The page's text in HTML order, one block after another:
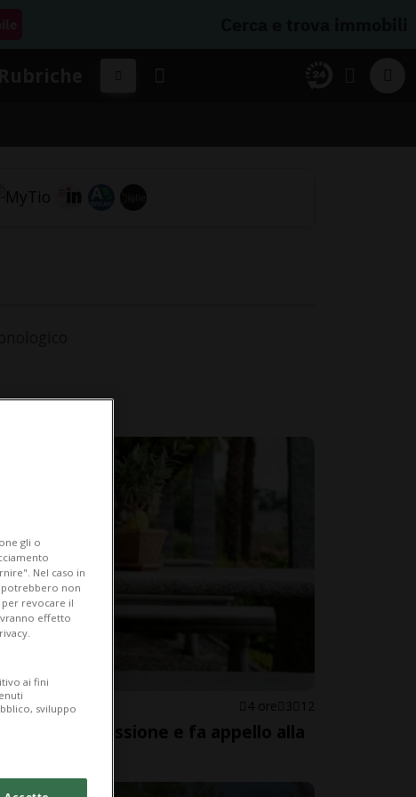
4 ore 3 12
è sotto pressione e fa appello alla
gli o
Nel caso in
potrebbero non
revocare il
effetto
ai fini
sviluppo